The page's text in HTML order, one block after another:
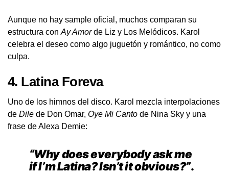
Aunque no hay sample oficial, muchos comparan su
estructura con Ay Amorde Liz y Los Melódicos. Karol
celebra el deseo como algo juguetón y romántico, no como
culpa.
4. Latina Foreva
Uno de los himnos del disco. Karol mezcla interpolaciones
de Dile de Don Omar, Oye Mi Canto de Nina Sky y una
frase de Alexa Demie:
“Why does everybody ask me
if I’m Latina? Isn’t it obvious?”.